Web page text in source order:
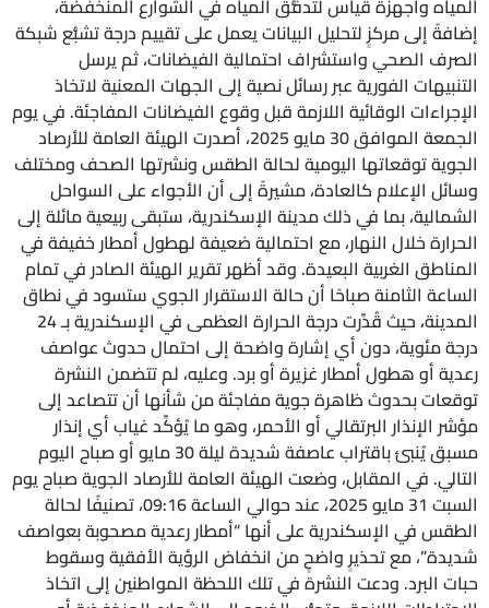
المياه وأجهزة قياس لتدفُّق المياه في الشوارع المنخفضة،
إضافةً إلى مركزٍ لتحليل البيانات يعمل على تقييم درجة تشبُّع شبكة
الصرف الصحي واستشراف احتمالية الفيضانات، ثم يرسل
التنبيهات الفورية عبر رسائل نصية إلى الجهات المعنية لاتخاذ
الإجراءات الوقائية اللازمة قبل وقوع الفيضانات المفاجئة. في يوم
الجمعة الموافق 30 مايو 2025، أصدرت الهيئة العامة للأرصاد
الجوية توقعاتها اليومية لحالة الطقس ونشرتها الصحف ومختلف
وسائل الإعلام كالعادة، مشيرةً إلى أن الأجواء على السواحل
الشمالية، بما في ذلك مدينة الإسكندرية، ستبقى ربيعية مائلة إلى
الحرارة خلال النهار، مع احتمالية ضعيفة لهطول أمطار خفيفة في
المناطق الغربية البعيدة. وقد أظهر تقرير الهيئة الصادر في تمام
الساعة الثامنة صباحًا أن حالة الاستقرار الجوي ستسود في نطاق
المدينة، حيث قُدِّرت درجة الحرارة العظمى في الإسكندرية بـ 24
درجة مئوية، دون أي إشارة واضحة إلى احتمال حدوث عواصف
رعدية أو هطول أمطار غزيرة أو برد. وعليه، لم تتضمن النشرة
توقعات بحدوث ظاهرة جوية مفاجئة من شأنها أن تتصاعد إلى
مؤشر الإنذار البرتقالي أو الأحمر، وهو ما يُؤكِّد غياب أي إنذار
مسبق يُنبئ باقتراب عاصفة شديدة ليلة 30 مايو أو صباح اليوم
التالي. في المقابل، وضعت الهيئة العامة للأرصاد الجوية صباح يوم
السبت 31 مايو 2025، عند حوالي الساعة 09:16، تصنيفًا لحالة
الطقس في الإسكندرية على أنها “أمطار رعدية مصحوبة بعواصف
شديدة”، مع تحذيرٍ واضحٍ من انخفاض الرؤية الأفقية وسقوط
حبات البرد. ودعت النشرة في تلك اللحظة المواطنين إلى اتخاذ